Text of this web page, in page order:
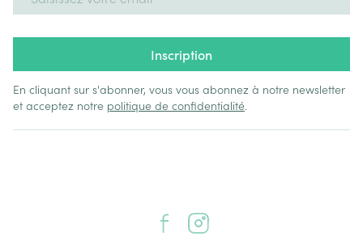
Inscription
En cliquant sur s'abonner, vous vous abonnez à notre newsletter
et acceptez notre politique de confidentialité.